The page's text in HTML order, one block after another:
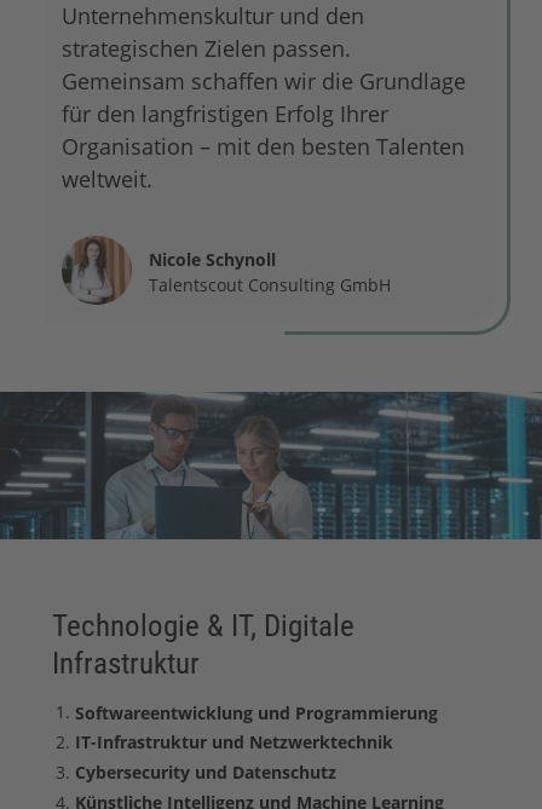
Unternehmenskultur und den
strategischen Zielen passen.
Gemeinsam schaffen wir die Grundlage
für den langfristigen Erfolg Ihrer
Organisation – mit den besten Talenten
weltweit.
Nicole Schynoll
Talentscout Consulting GmbH
Technologie & IT, Digitale
Infrastruktur
Softwareentwicklung und Programmierung
IT-Infrastruktur und Netzwerktechnik
Cybersecurity und Datenschutz
Künstliche Intelligenz und Machine Learning